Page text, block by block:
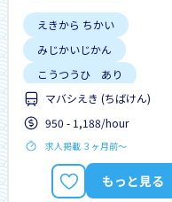
えきから ちかい
みじかいじかん
こうつうひ あり
しゅう2、3にち
はじめて OK
マバシえき (ちばけん)
950 - 1,188/hour
求人掲載 ３ヶ月前〜
もっと見る